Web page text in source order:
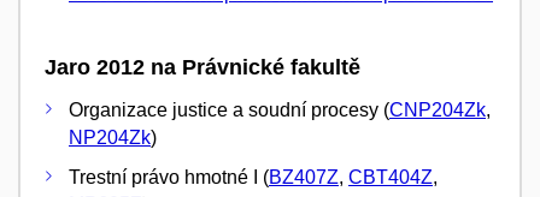
Jaro 2012 na Právnické fakultě
Organizace justice a soudní procesy (CNP204Zk,
NP204Zk)
Trestní právo hmotné I (BZ407Z, CBT404Z,